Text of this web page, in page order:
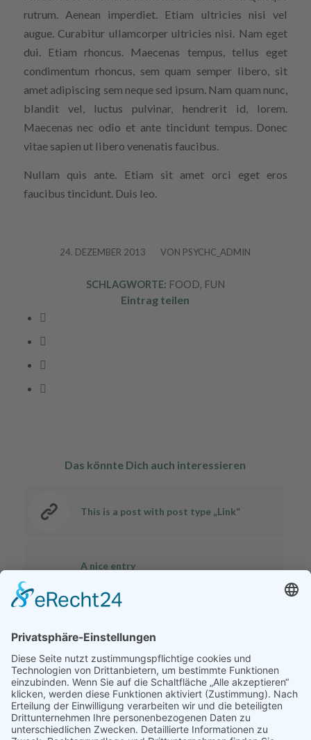
rutrum. Aenean imperdiet. Etiam ultricies nisi vel
augue. Curabitur ullamcorper ultricies nisi. Nam eget
dui. Etiam rhoncus. Maecenas tempus, tellus eget
condimentum rhoncus, sem quam semper libero, sit
amet adipiscing sem neque sed ipsum. Nam quam nunc,
blandit vel, luctus pulvinar, hendrerit id, lorem.
Maecenas nec odio et ante tincidunt tempus. Donec
vitae sapien ut libero venenatis faucibus.
Nullam quis ante. Etiam sit amet orci eget eros
faucibus tincidunt. Duis leo.
24. DEZEMBER 2013
/ VON PSYCHC_ADMIN
SCHLAGWORTE: FOOD, FUN
Eintrag teilen
Das könnte Dich auch interessieren
This is a post with post type „Link“
A nice entry
A small gallery
Entry without preview image